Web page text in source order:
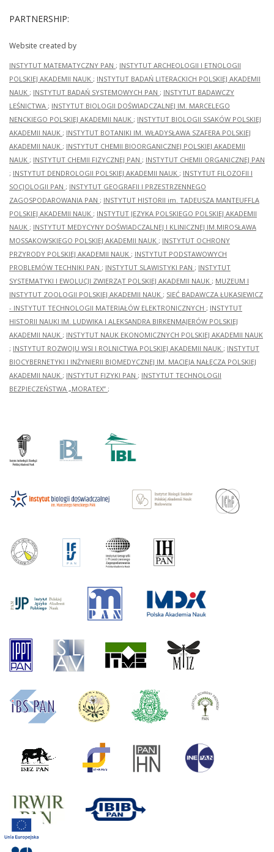
PARTNERSHIP:
Website created by
INSTYTUT MATEMATYCZNY PAN ; INSTYTUT ARCHEOLOGII I ETNOLOGII
POLSKIEJ AKADEMII NAUK ; INSTYTUT BADAŃ LITERACKICH POLSKIEJ AKADEMII
NAUK ; INSTYTUT BADAŃ SYSTEMOWYCH PAN ; INSTYTUT BADAWCZY
LEŚNICTWA ; INSTYTUT BIOLOGII DOŚWIADCZALNEJ IM. MARCELEGO
NENCKIEGO POLSKIEJ AKADEMII NAUK ; INSTYTUT BIOLOGII SSAKÓW POLSKIEJ
AKADEMII NAUK ; INSTYTUT BOTANIKI IM. WŁADYSŁAWA SZAFERA POLSKIEJ
AKADEMII NAUK ; INSTYTUT CHEMII BIOORGANICZNEJ POLSKIEJ AKADEMII
NAUK ; INSTYTUT CHEMII FIZYCZNEJ PAN ; INSTYTUT CHEMII ORGANICZNEJ PAN
; INSTYTUT DENDROLOGII POLSKIEJ AKADEMII NAUK ; INSTYTUT FILOZOFII I
SOCJOLOGII PAN ; INSTYTUT GEOGRAFII I PRZESTRZENNEGO
ZAGOSPODAROWANIA PAN ; INSTYTUT HISTORII im. TADEUSZA MANTEUFFLA
POLSKIEJ AKADEMII NAUK ; INSTYTUT JĘZYKA POLSKIEGO POLSKIEJ AKADEMII
NAUK ; INSTYTUT MEDYCYNY DOŚWIADCZALNEJ I KLINICZNEJ IM.MIROSŁAWA
MOSSAKOWSKIEGO POLSKIEJ AKADEMII NAUK ; INSTYTUT OCHRONY
PRZYRODY POLSKIEJ AKADEMII NAUK ; INSTYTUT PODSTAWOWYCH
PROBLEMÓW TECHNIKI PAN ; INSTYTUT SLAWISTYKI PAN ; INSTYTUT
SYSTEMATYKI I EWOLUCJI ZWIERZĄT POLSKIEJ AKADEMII NAUK ; MUZEUM I
INSTYTUT ZOOLOGII POLSKIEJ AKADEMII NAUK ; SIEĆ BADAWCZA ŁUKASIEWICZ
- INSTYTUT TECHNOLOGII MATERIAŁÓW ELEKTRONICZNYCH ; INSTYTUT
HISTORII NAUKI IM. LUDWIKA I ALEKSANDRA BIRKENMAJERÓW POLSKIEJ
AKADEMII NAUK ; INSTYTUT NAUK EKONOMICZNYCH POLSKIEJ AKADEMII NAUK
; INSTYTUT ROZWOJU WSI I ROLNICTWA POLSKIEJ AKADEMII NAUK ; INSTYTUT
BIOCYBERNETYKI I INŻYNIERII BIOMEDYCZNEJ IM. MACIEJA NAŁĘCZA POLSKIEJ
AKADEMII NAUK ; INSTYTUT FIZYKI PAN ; INSTYTUT TECHNOLOGII
BEZPIECZEŃSTWA „MORATEX” ;